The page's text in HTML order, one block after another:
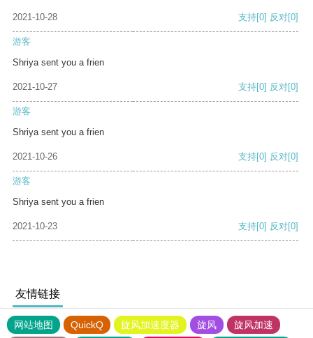
2021-10-28 支持[0] 反对[0]
游客
Shriya sent you a frien
2021-10-27 支持[0] 反对[0]
游客
Shriya sent you a frien
2021-10-26 支持[0] 反对[0]
游客
Shriya sent you a frien
2021-10-23 支持[0] 反对[0]
友情链接
网站地图 QuickQ 旋风加速度器 旋风 旋风加速